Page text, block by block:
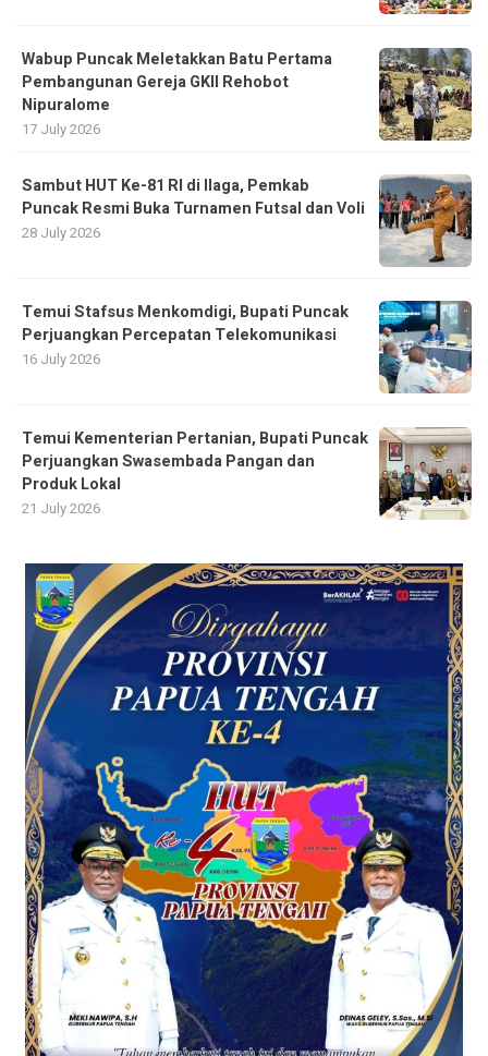
Wabup Puncak Meletakkan Batu Pertama
Pembangunan Gereja GKII Rehobot
Nipuralome
17 July 2026
Sambut HUT Ke-81 RI di Ilaga, Pemkab
Puncak Resmi Buka Turnamen Futsal dan Voli
28 July 2026
Temui Stafsus Menkomdigi, Bupati Puncak
Perjuangkan Percepatan Telekomunikasi
16 July 2026
Temui Kementerian Pertanian, Bupati Puncak
Perjuangkan Swasembada Pangan dan
Produk Lokal
21 July 2026